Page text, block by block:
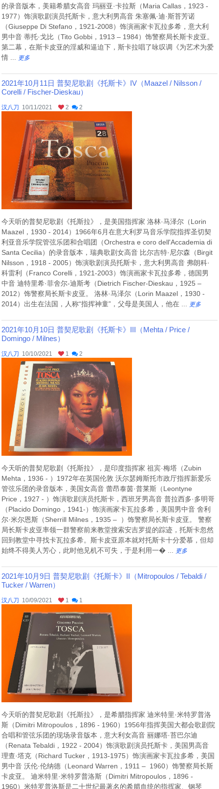
的录音版本，美籍希腊女高音 玛丽亚·卡拉斯（Maria Callas，1923 -
1977）饰演歌剧演员托斯卡，意大利男高音 朱塞佩·迪·斯苔芳诺
（Giuseppe Di Stefano，1921-2008）饰演画家卡瓦拉多希，意大利
男中音 蒂托·戈比（Tito Gobbi，1913 – 1984）饰警察局长斯卡皮亚。
第二幕，在斯卡皮亚的淫威和逼迫下，斯卡拉唱了咏叹调《为艺术为爱
情 ...
更多
2021年10月11日 普契尼歌剧《托斯卡》IV（Maazel / Nilsson /
Corelli / Fischer-Dieskau）
汉八刀 10/11/2021 2 2
今天听的普契尼歌剧《托斯拉》，是美国指挥家 洛林·马泽尔（Lorin
Maazel，1930 - 2014）1966年6月在意大利罗马音乐学院指挥圣切契
利亚音乐学院管弦乐团和合唱团（Orchestra e coro dell'Accademia di
Santa Cecilia）的录音版本，瑞典歌剧女高音 比尔吉特·尼尔森（Birgit
Nilsson，1918 - 2005）饰演歌剧演员托斯卡，意大利男高音 弗朗科·
科雷利（Franco Corelli，1921-2003）饰演画家卡瓦拉多希，德国男
中音 迪特里希·菲舍尔-迪斯考（Dietrich Fischer-Dieskau，1925 –
2012）饰警察局长斯卡皮亚。 洛林·马泽尔（Lorin Maazel，1930 -
2014）出生在法国，人称“指挥神童”，父母是美国人，他在 ...
更多
2021年10月10日 普契尼歌剧《托斯卡》III（Mehta / Price /
Domingo / Milnes）
汉八刀 10/10/2021 1 2
今天听的普契尼歌剧《托斯拉》，是印度指挥家 祖宾·梅塔（Zubin
Mehta，1936 - ）1972年在英国伦敦 沃尔瑟姆斯托市政厅指挥新爱乐
管弦乐团的录音版本，美国女高音 蕾昂泰茵·普莱斯（Leontyne
Price，1927 - ）饰演歌剧演员托斯卡，西班牙男高音 普拉西多·多明哥
（Placido Domingo，1941-）饰演画家卡瓦拉多希，美国男中音 舍利
尔·米尔恩斯（Sherrill Milnes，1935 – ）饰警察局长斯卡皮亚。 警察
局长斯卡皮亚率领一群警察前来教堂搜索安吉罗提的踪迹，托斯卡忽然
回到教堂中寻找卡瓦拉多希。斯卡皮亚原本就对托斯卡十分爱慕，但却
始终不得美人芳心，此时他见机不可失，于是利用一� ...
更多
2021年10月9日 普契尼歌剧《托斯卡》II（Mitropoulos / Tebaldi /
Tucker / Warren）
汉八刀 10/09/2021 1 1
今天听的普契尼歌剧《托斯拉》，是希腊指挥家 迪米特里·米特罗普洛
斯（Dimitri Mitropoulos，1896 - 1960）1956年指挥美国大都会歌剧院
合唱和管弦乐团的现场录音版本，意大利女高音 丽娜塔·苔巴尔迪
（Renata Tebaldi，1922 - 2004）饰演歌剧演员托斯卡，美国男高音
理查·塔克（Richard Tucker，1913-1975）饰演画家卡瓦拉多希，美国
男中音 沃伦·伦纳德（Leonard Warren，1911 – 1960）饰警察局长斯
卡皮亚。 迪米特里·米特罗普洛斯（Dimitri Mitropoulos，1896 -
1960）米特罗普洛斯是二十世纪最著名的希腊血统的指挥家、钢琴